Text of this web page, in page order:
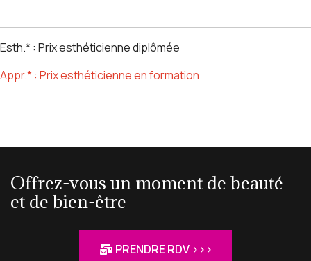
Esth.* : Prix esthéticienne diplômée
Appr.* : Prix esthéticienne en formation
Offrez-vous un moment de beauté
et de bien-être
PRENDRE RDV >>>